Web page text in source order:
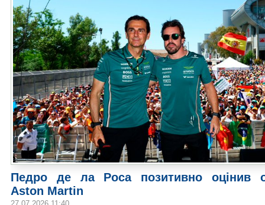
Педро де ла Роса позитивно оцінив
Aston Martin